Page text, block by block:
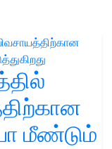
மீண்டும்